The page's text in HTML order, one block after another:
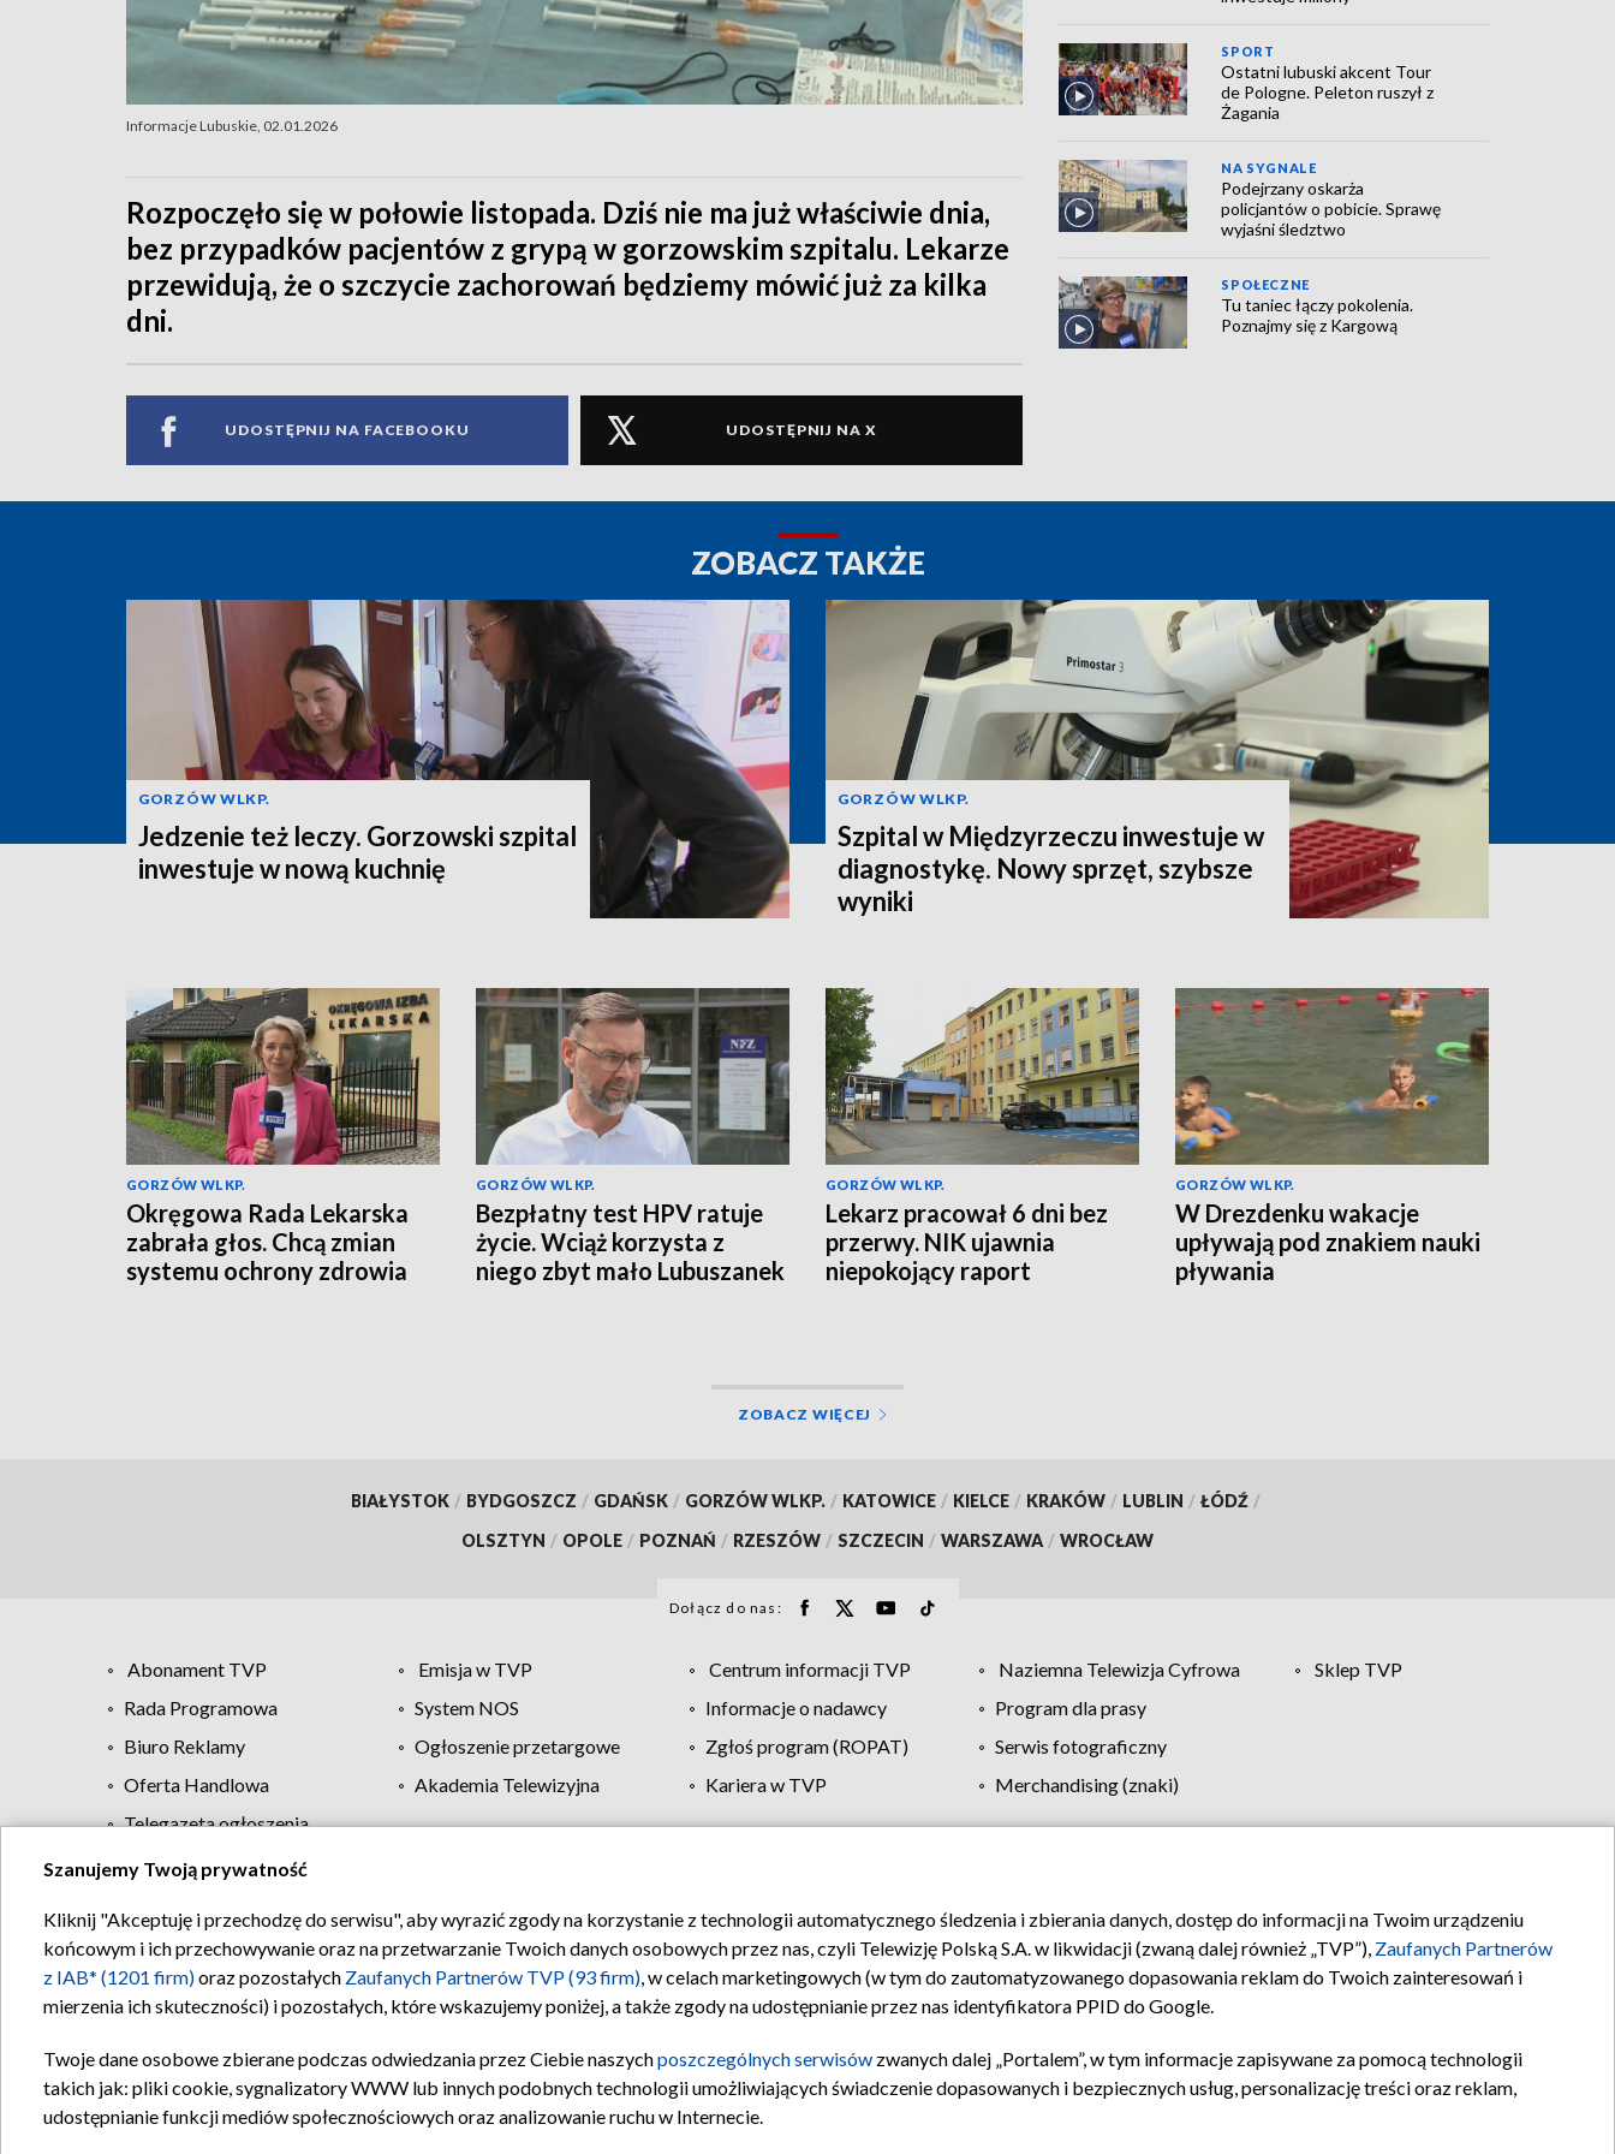
Informacje Lubuskie, 02.01.2026
Rozpoczęło się w połowie listopada. Dziś nie ma już właściwie dnia,
bez przypadków pacjentów z grypą w gorzowskim szpitalu. Lekarze
przewidują, że o szczycie zachorowań będziemy mówić już za kilka
dni.
UDOSTĘPNIJ NA FACEBOOKU UDOSTĘPNIJ NA X
SPORT
Ostatni lubuski akcent Tour
de Pologne. Peleton ruszył z
Żagania
NA SYGNALE
Podejrzany oskarża
policjantów o pobicie. Sprawę
wyjaśni śledztwo
SPOŁECZNE
Tu taniec łączy pokolenia.
Poznajmy się z Kargową
ZOBACZ TAKŻE
GORZÓW WLKP.
Jedzenie też leczy. Gorzowski szpital
inwestuje w nową kuchnię
GORZÓW WLKP.
Szpital w Międzyrzeczu inwestuje w
diagnostykę. Nowy sprzęt, szybsze
wyniki
GORZÓW WLKP.
Okręgowa Rada Lekarska
zabrała głos. Chcą zmian
systemu ochrony zdrowia
GORZÓW WLKP.
Bezpłatny test HPV ratuje
życie. Wciąż korzysta z
niego zbyt mało Lubuszanek
GORZÓW WLKP.
Lekarz pracował 6 dni bez
przerwy. NIK ujawnia
niepokojący raport
GORZÓW WLKP.
W Drezdenku wakacje
upływają pod znakiem nauki
pływania
ZOBACZ WIĘCEJ
BIAŁYSTOK / BYDGOSZCZ / GDAŃSK / GORZÓW WLKP. / KATOWICE / KIELCE / KRAKÓW / LUBLIN / ŁÓDŹ /
OLSZTYN / OPOLE / POZNAŃ / RZESZÓW / SZCZECIN / WARSZAWA / WROCŁAW
Dołącz do nas:
Abonament TVP Emisja w TVP Centrum informacji TVP Naziemna Telewizja Cyfrowa
Sklep TVP
Rada Programowa
System NOS Informacje o nadawcy
Program dla prasy
Biuro Reklamy
Ogłoszenie przetargowe Zgłoś program (ROPAT)
Serwis fotograficzny
Oferta Handlowa
Akademia Telewizyjna Kariera w TVP
Merchandising (znaki)
Telegazeta ogłoszenia
Regulamin TVP Polityka prywatności Moje zgody Pomoc Biuro reklamy Kontakt
Szanujemy Twoją prywatność
Kliknij "Akceptuję i przechodzę do serwisu", aby wyrazić zgody na korzystanie z technologii automatycznego śledzenia i zbierania danych, dostęp do informacji na Twoim urządzeniu
końcowym i ich przechowywanie oraz na przetwarzanie Twoich danych osobowych przez nas, czyli Telewizję Polską S.A. w likwidacji (zwaną dalej również „TVP”), Zaufanych Partnerów
z IAB* (1201 firm)oraz pozostałych Zaufanych Partnerów TVP (93 firm), w celach marketingowych (w tym do zautomatyzowanego dopasowania reklam do Twoich zainteresowań i
mierzenia ich skuteczności) i pozostałych, które wskazujemy poniżej, a także zgody na udostępnianie przez nas identyfikatora PPID do Google.
Twoje dane osobowe zbierane podczas odwiedzania przez Ciebie naszychposzczególnych serwisów zwanych dalej „Portalem”, w tym informacje zapisywane za pomocą technologii
takich jak: pliki cookie, sygnalizatory WWW lub innych podobnych technologii umożliwiających świadczenie dopasowanych i bezpiecznych usług, personalizację treści oraz reklam,
udostępnianie funkcji mediów społecznościowych oraz analizowanie ruchu w Internecie.